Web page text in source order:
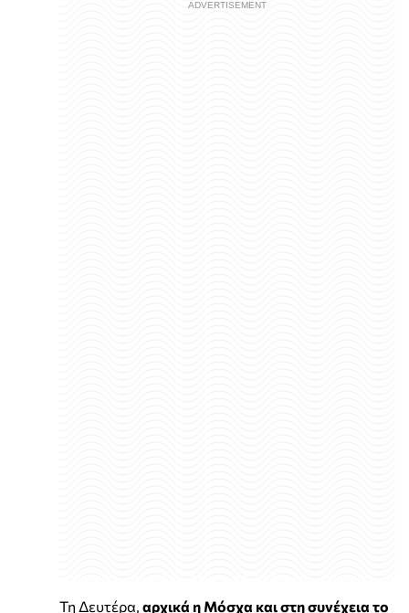
Τη Δευτέρα, αρχικά η Μόσχα και στη συνέχεια το